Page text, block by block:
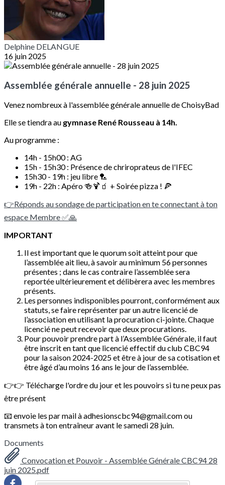
Delphine DELANGUE
16 juin 2025
Assemblée générale annuelle - 28 juin 2025
Venez nombreux à l'assemblée générale annuelle de ChoisyBad
Elle se tiendra au gymnase René Rousseau à 14h.
Au programme :
14h - 15h00 : AG
15h - 15h30 : Présence de chriroprateus de l'IFEC
15h30 - 19h : jeu libre 🏸
19h - 22h : Apéro 🍻🍹🧃 + Soirée pizza ! 🍕
👉Réponds au sondage de participation en te connectant à ton
espace Membre ✅🙏
IMPORTANT
Il est important que le quorum soit atteint pour que
l’assemblée ait lieu, à savoir au minimum 56 personnes
présentes ; dans le cas contraire l’assemblée sera
reportée ultérieurement et délibèrera avec les membres
présents.
Les personnes indisponibles pourront, conformément aux
statuts, se faire représenter par un autre licencié de
l’association en utilisant la procuration ci-jointe. Chaque
licencié ne peut recevoir que deux procurations.
Pour pouvoir prendre part à l’Assemblée Générale, il faut
être inscrit en tant que licencié effectif du club CBC94
pour la saison 2024-2025 et être à jour de sa cotisation et
être âgé d’au moins 16 ans le jour de l’assemblée.
👉👉 Télécharge l'ordre du jour et les pouvoirs si tu ne peux pas
être présent
📧 envoie les par mail à adhesionscbc94@gmail.com ou
transmets à ton entraîneur avant le samedi 28 juin.
Documents
Convocation et Pouvoir - Assemblée Générale CBC94 28
juin 2025.pdf